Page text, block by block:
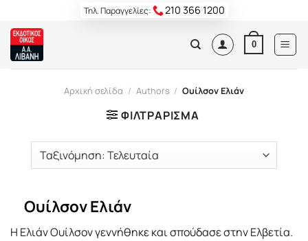
content
Τηλ. Παραγγελίες: 210 366 1200
0
Αρχική σελίδα / Authors / Ουίλσον Ελιάν
ΦΙΛΤΡΆΡΙΣΜΑ
Ουίλσον Ελιάν
Η Ελιάν Ουίλσον γεννήθηκε και σπούδασε στην Ελβετία.